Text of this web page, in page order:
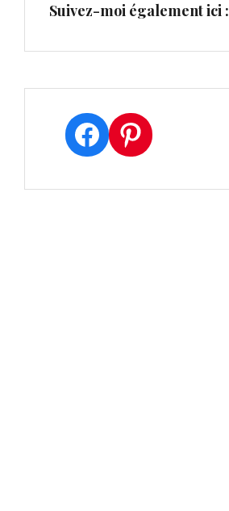
Suivez-moi également ici :
Facebook
Pinterest